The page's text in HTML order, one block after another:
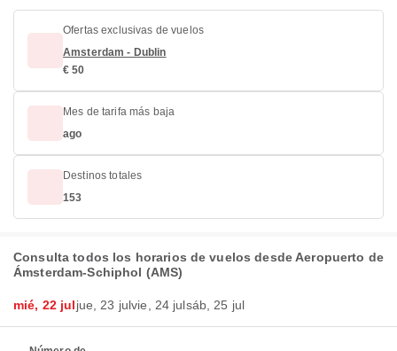
Ofertas exclusivas de vuelos
Amsterdam - Dublin
€ 50
Mes de tarifa más baja
ago
Destinos totales
153
Consulta todos los horarios de vuelos desde Aeropuerto de
Ámsterdam-Schiphol (AMS)
mié, 22 juljue, 23 julvie, 24 julsáb, 25 jul